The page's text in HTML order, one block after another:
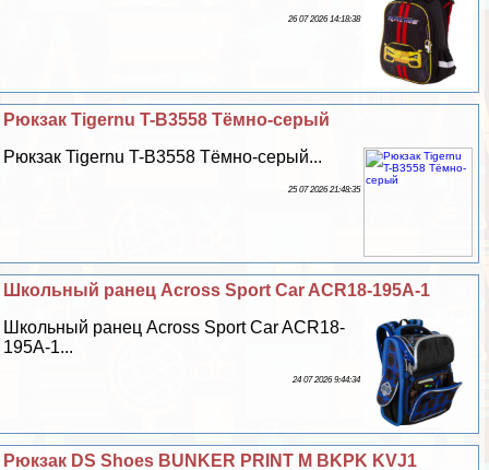
26 07 2026 14:18:38
Рюкзак Tigernu T-B3558 Тёмно-серый
Рюкзак Tigernu T-B3558 Тёмно-серый...
25 07 2026 21:48:35
Школьный ранец Across Sport Car ACR18-195A-1
Школьный ранец Across Sport Car ACR18-
195A-1...
24 07 2026 9:44:34
Рюкзак DS Shoes BUNKER PRINT M BKPK KVJ1